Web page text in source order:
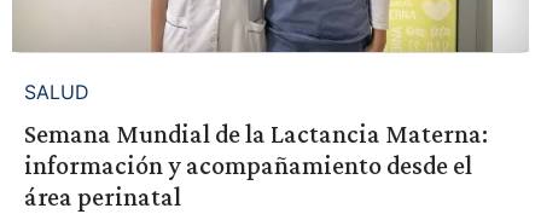
SALUD
Semana Mundial de la Lactancia Materna:
información y acompañamiento desde el
área perinatal